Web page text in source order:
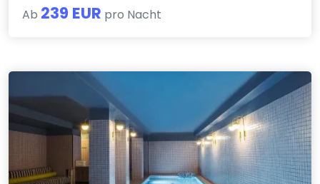
Ab 239 EUR pro Nacht